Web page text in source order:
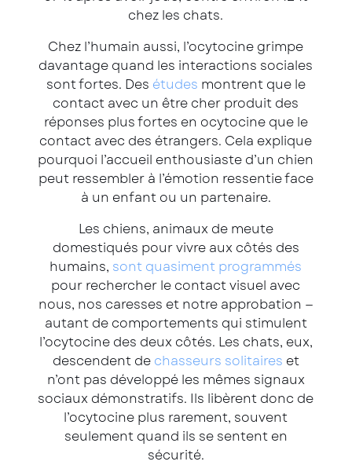
chez les chats.
Chez l’humain aussi, l’ocytocine grimpe
davantage quand les interactions sociales
sont fortes. Des études montrent que le
contact avec un être cher produit des
réponses plus fortes en ocytocine que le
contact avec des étrangers. Cela explique
pourquoi l’accueil enthousiaste d’un chien
peut ressembler à l’émotion ressentie face
à un enfant ou un partenaire.
Les chiens, animaux de meute
domestiqués pour vivre aux côtés des
humains, sont quasiment programmés
pour rechercher le contact visuel avec
nous, nos caresses et notre approbation —
autant de comportements qui stimulent
l’ocytocine des deux côtés. Les chats, eux,
descendent de chasseurs solitaires et
n’ont pas développé les mêmes signaux
sociaux démonstratifs. Ils libèrent donc de
l’ocytocine plus rarement, souvent
seulement quand ils se sentent en
sécurité.